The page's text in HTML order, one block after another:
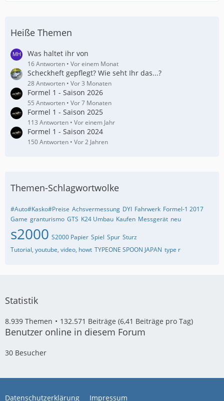
Heiße Themen
Was haltet ihr von
16 Antworten Vor einem Monat
Scheckheft gepflegt? Wie seht Ihr das...?
28 Antworten Vor 3 Monaten
Formel 1 - Saison 2026
55 Antworten Vor 7 Monaten
Formel 1 - Saison 2025
113 Antworten Vor einem Jahr
Formel 1 - Saison 2024
150 Antworten Vor 2 Jahren
Themen-Schlagwortwolke
#Auto#Kasko#Preise Achsvermessung DYI Fahrwerk Formel-1 2017
Game granturismo GTS K24 Umbau Kaufen Messgerät neu
s2000 S2000 Papier Spiel Spur Sturz
Tutorial, youtube, video, howt TYPEONE SPOON JAPAN type r
Statistik
8.939 Themen 132.571 Beiträge (6,41 Beiträge pro Tag)
Benutzer online in diesem Forum
30 Besucher
Datenschutzerklärung Impressum